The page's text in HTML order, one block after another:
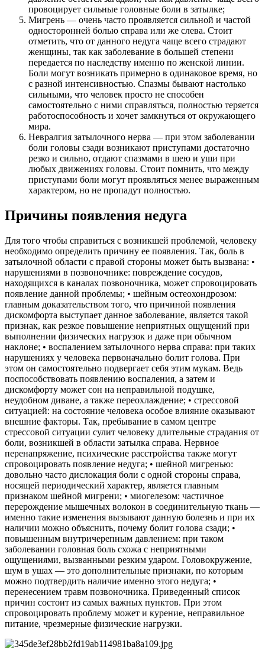
провоцирует сильные головные боли в затылке;
Мигрень — очень часто проявляется сильной и частой
односторонней болью справа или же слева. Стоит
отметить, что от данного недуга чаще всего страдают
женщины, так как заболевание в большей степени
передается по наследству именно по женской линии.
Боли могут возникать примерно в одинаковое время, но
с разной интенсивностью. Спазмы бывают настолько
сильными, что человек просто не способен
самостоятельно с ними справляться, полностью теряется
работоспособность и хочет замкнуться от окружающего
мира.
Невралгия затылочного нерва — при этом заболевании
боли головы сзади возникают приступами достаточно
резко и сильно, отдают спазмами в шею и уши при
любых движениях головы. Стоит помнить, что между
приступами боли могут проявляться менее выраженным
характером, но не пропадут полностью.
Причины появления недуга
Для того чтобы справиться с возникшей проблемой, человеку
необходимо определить причину ее появления. Так, боль в
затылочной области с правой стороны может быть вызвана: •
нарушениями в позвоночнике: повреждение сосудов,
находящихся в каналах позвоночника, может спровоцировать
появление данной проблемы; • шейным остеохондрозом:
главным доказательством того, что причиной появления
дискомфорта выступает данное заболевание, является такой
признак, как резкое повышение неприятных ощущений при
выполнении физических нагрузок и даже при обычном
наклоне; • воспалением затылочного нерва справа: при таких
нарушениях у человека первоначально болит голова. При
этом он самостоятельно подвергает себя этим мукам. Ведь
поспособствовать появлению воспаления, а затем и
дискомфорту может сон на неправильной подушке,
неудобном диване, а также переохлаждение; • стрессовой
ситуацией: на состояние человека особое влияние оказывают
внешние факторы. Так, пребывание в самом центре
стрессовой ситуации сулит человеку длительные страдания от
боли, возникшей в области затылка справа. Нервное
перенапряжение, психические расстройства также могут
спровоцировать появление недуга; • шейной мигренью:
довольно часто дислокация боли с одной стороны справа,
носящей периодический характер, является главным
признаком шейной мигрени; • миогелезом: частичное
перерождение мышечных волокон в соединительную ткань —
именно такие изменения вызывают данную болезнь и при их
наличии можно объяснить, почему болит голова сзади; •
повышенным внутричерепным давлением: при таком
заболевании головная боль схожа с неприятными
ощущениями, вызванными резким ударом. Головокружение,
шум в ушах — это дополнительные признаки, по которым
можно подтвердить наличие именно этого недуга; •
перенесением травм позвоночника. Приведенный список
причин состоит из самых важных пунктов. При этом
спровоцировать проблему может и курение, неправильное
питание, чрезмерные физические нагрузки.